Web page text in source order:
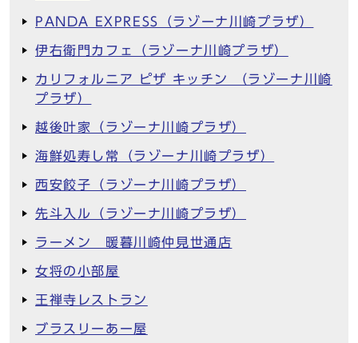
PANDA EXPRESS（ラゾーナ川崎プラザ）
伊右衛門カフェ（ラゾーナ川崎プラザ）
カリフォルニア ピザ キッチン （ラゾーナ川崎
プラザ）
越後叶家（ラゾーナ川崎プラザ）
海鮮処寿し常（ラゾーナ川崎プラザ）
西安餃子（ラゾーナ川崎プラザ）
先斗入ル（ラゾーナ川崎プラザ）
ラーメン 暖暮川崎仲見世通店
女将の小部屋
王禅寺レストラン
ブラスリーあー屋